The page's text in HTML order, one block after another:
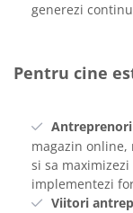
generezi
Pentru cine
Antreprenori
magazin online,
si sa
implementezi
Viitori